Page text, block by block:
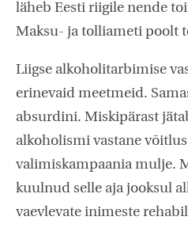
läheb Eesti riigile nende
Maksu- ja tolliameti poolt
Liigse alkoholitarbimise
erinevaid meetmeid.
absurdini. Miskipärast
alkoholismi vastane
valimiskampaania mulje.
kuulnud selle aja jooksul
vaevlevate inimeste